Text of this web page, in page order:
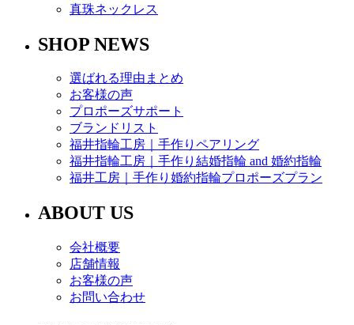
真珠ネックレス
SHOP NEWS
選ばれる理由まとめ
お客様の声
プロポーズサポート
ブランドリスト
福井指輪工房｜手作りペアリング
福井指輪工房｜手作り結婚指輪 and 婚約指輪
福井工房｜手作り婚約指輪プロポーズプラン
ABOUT US
会社概要
店舗情報
お客様の声
お問い合わせ